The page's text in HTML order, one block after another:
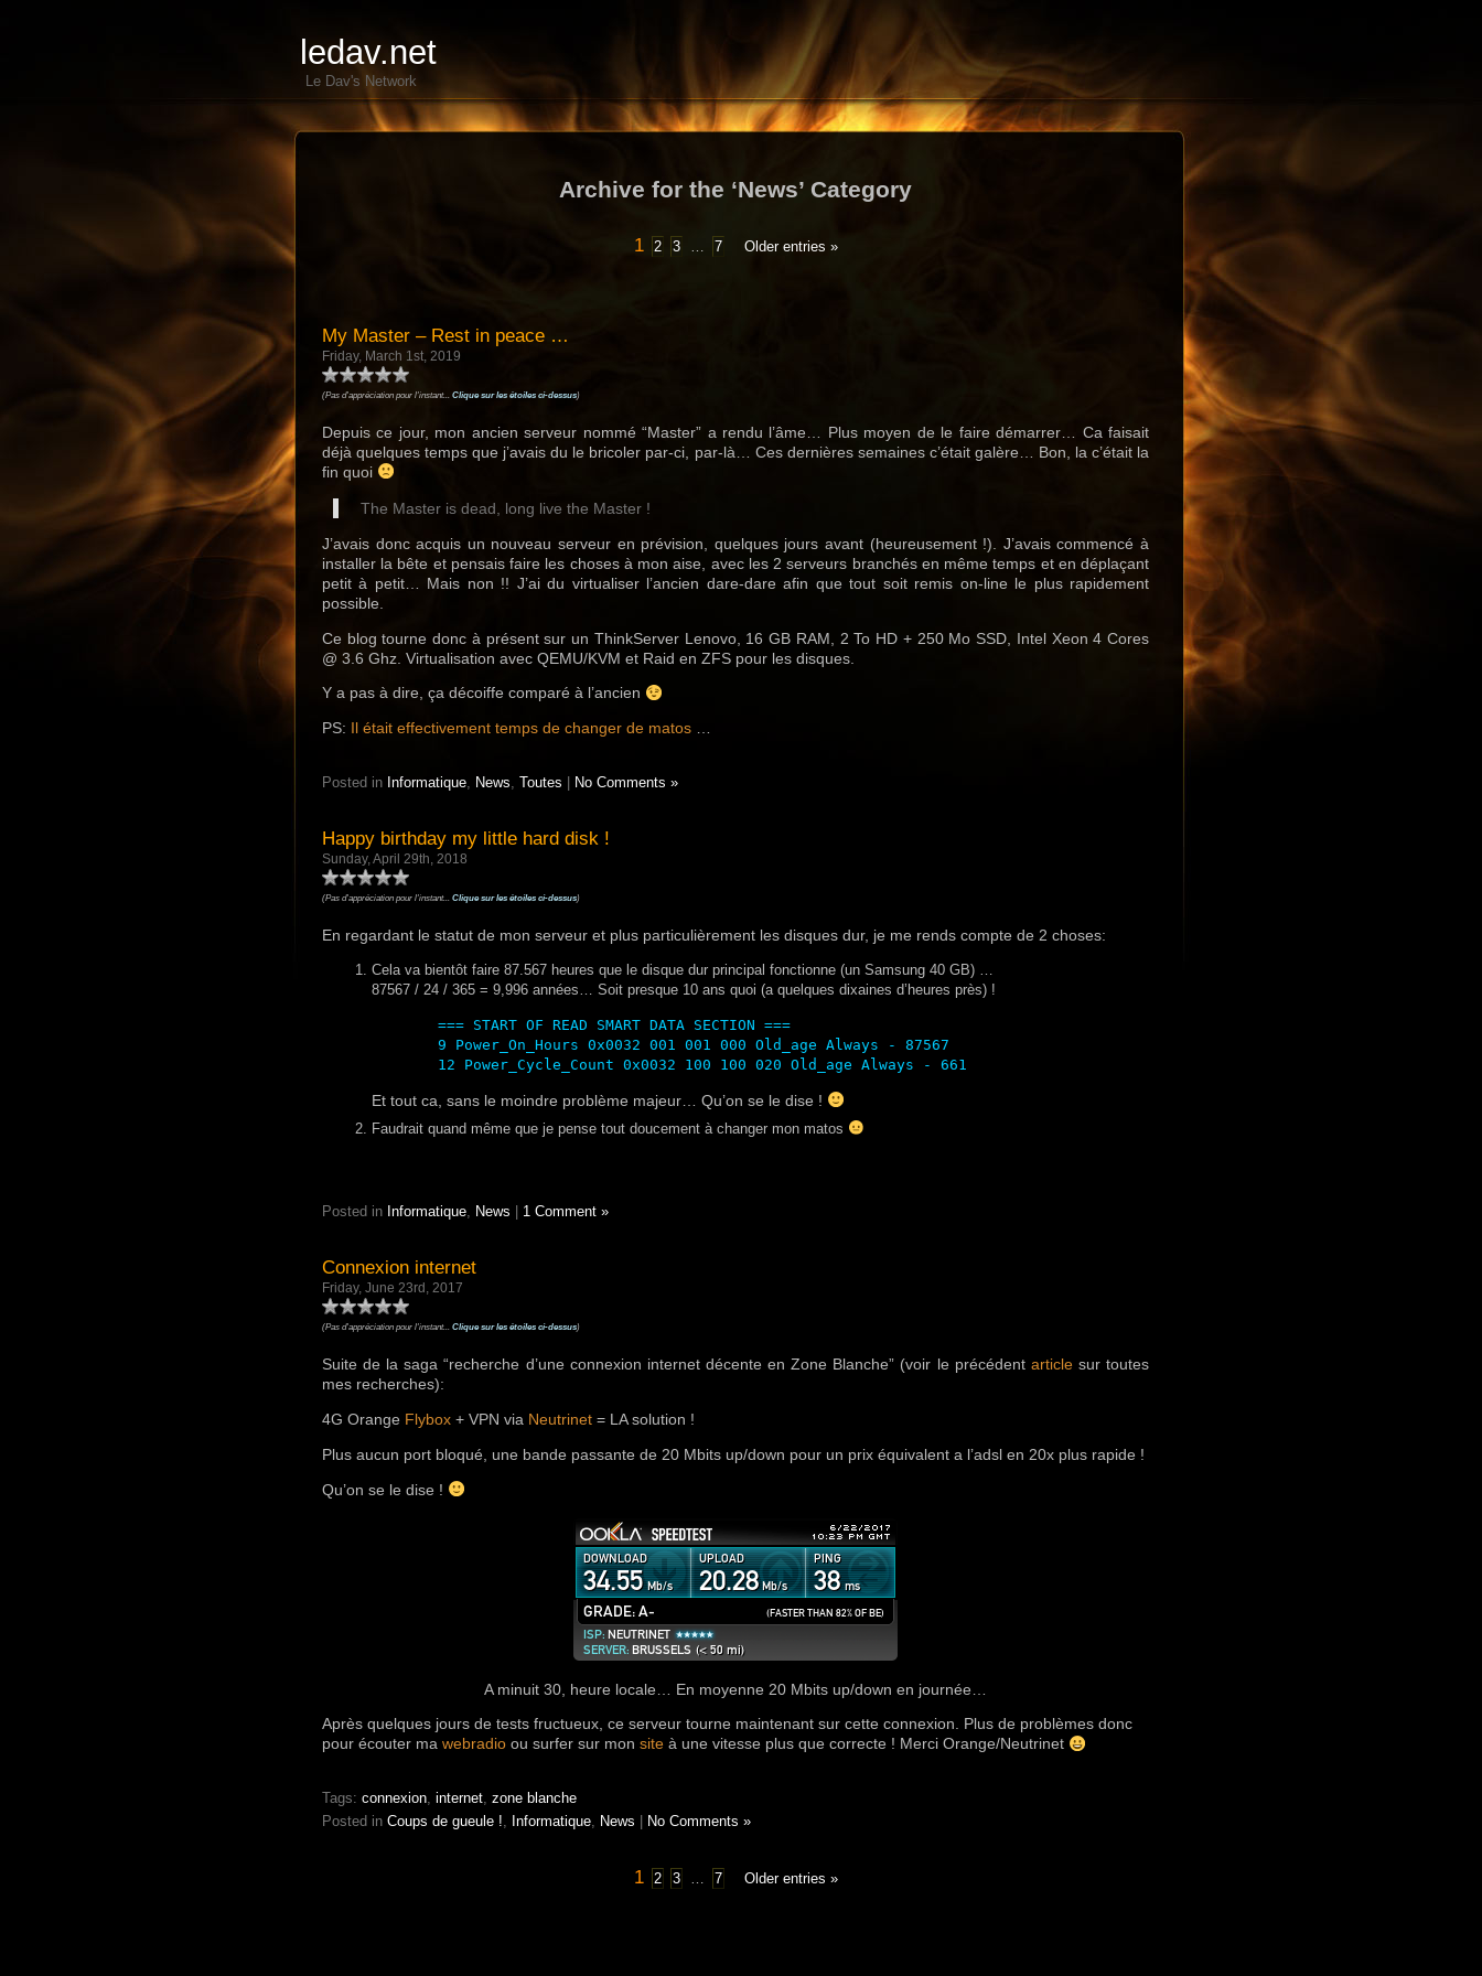
ledav.net
Le Dav's Network
Archive for the ‘News’ Category
1 2 3 … 7 Older entries »
My Master – Rest in peace …
Friday, March 1st, 2019
(Pas d'appréciation pour l'instant... Clique sur les étoiles ci-dessus)
Depuis ce jour, mon ancien serveur nommé “Master” a rendu l’âme… Plus moyen de le faire démarrer… Ca faisait
déjà quelques temps que j’avais du le bricoler par-ci, par-là… Ces dernières semaines c’était galère… Bon, la c’était la
fin quoi
The Master is dead, long live the Master !
J’avais donc acquis un nouveau serveur en prévision, quelques jours avant (heureusement !). J’avais commencé à
installer la bête et pensais faire les choses à mon aise, avec les 2 serveurs branchés en même temps et en déplaçant
petit à petit… Mais non !! J’ai du virtualiser l’ancien dare-dare afin que tout soit remis on-line le plus rapidement
possible.
Ce blog tourne donc à présent sur un ThinkServer Lenovo, 16 GB RAM, 2 To HD + 250 Mo SSD, Intel Xeon 4 Cores
@ 3.6 Ghz. Virtualisation avec QEMU/KVM et Raid en ZFS pour les disques.
Y a pas à dire, ça décoiffe comparé à l’ancien
PS: Il était effectivement temps de changer de matos …
Posted in Informatique, News, Toutes No Comments »
Happy birthday my little hard disk !
Sunday, April 29th, 2018
(Pas d'appréciation pour l'instant... Clique sur les étoiles ci-dessus)
En regardant le statut de mon serveur et plus particulièrement les disques dur, je me rends compte de 2 choses:
Cela va bientôt faire 87.567 heures que le disque dur principal fonctionne (un Samsung 40 GB) …
87567 / 24 / 365 = 9,996 années… Soit presque 10 ans quoi (a quelques dixaines d’heures près) !
=== START OF READ SMART DATA SECTION ===
9 Power_On_Hours 0x0032 001 001 000 Old_age Always - 87567
Et tout ca, sans le moindre problème majeur… Qu’on se le dise !
Faudrait quand même que je pense tout doucement à changer mon matos
Posted in Informatique, News 1 Comment »
Connexion internet
Friday, June 23rd, 2017
(Pas d'appréciation pour l'instant... Clique sur les étoiles ci-dessus)
Suite de la saga “recherche d’une connexion internet décente en Zone Blanche” (voir le précédent articlesur toutes
mes recherches):
4G Orange Flybox + VPN via Neutrinet = LA solution !
Plus aucun port bloqué, une bande passante de 20 Mbits up/down pour un prix équivalent a l’adsl en 20x plus rapide !
Qu’on se le dise !
A minuit 30, heure locale… En moyenne 20 Mbits up/down en journée…
Après quelques jours de tests fructueux, ce serveur tourne maintenant sur cette connexion. Plus de problèmes donc
pour écouter ma webradio ou surfer sur mon site à une vitesse plus que correcte ! Merci Orange/Neutrinet
Tags: connexion, internet, zone blanche
Posted in Coups de gueule !, Informatique, News No Comments »
1 2 3 … 7 Older entries »